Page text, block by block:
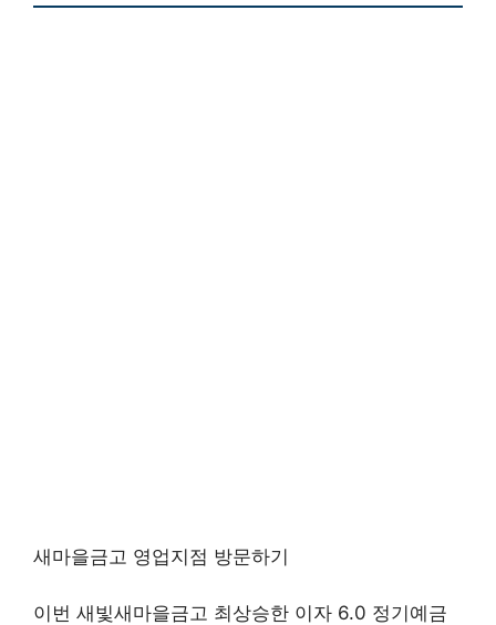
새마을금고 영업지점 방문하기
이번 새빛새마을금고 최상승한 이자 6.0 정기예금